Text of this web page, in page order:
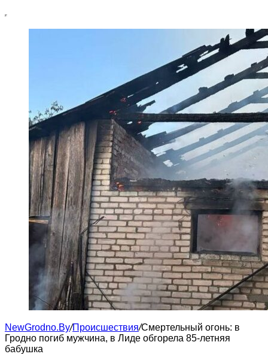
NewGrodno.By/Происшествия/Смертельный огонь: в
Гродно погиб мужчина, в Лиде обгорела 85-летняя
бабушка